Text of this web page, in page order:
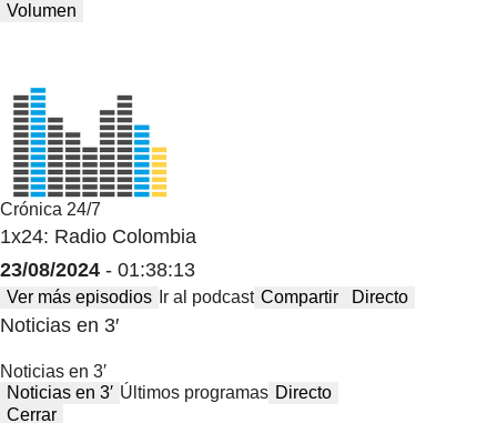
Volumen
Crónica 24/7
1x24: Radio Colombia
23/08/2024 - 01:38:13
Ver más episodios Ir al podcast Compartir Directo
Noticias en 3′
Noticias en 3′
Noticias en 3′ Últimos programas Directo
Cerrar